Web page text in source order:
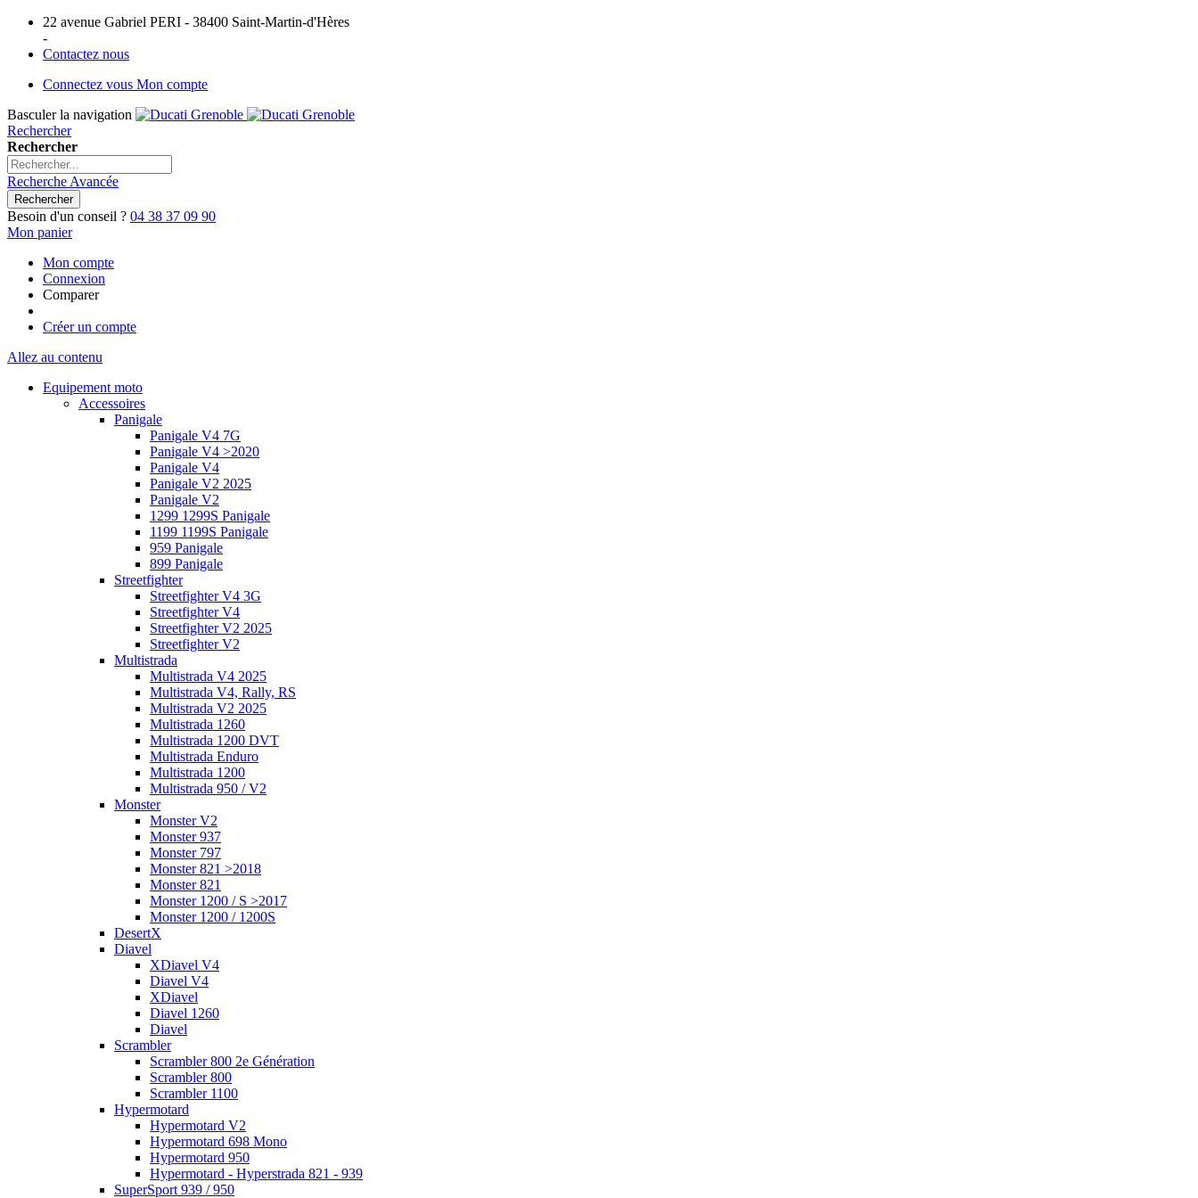
22 avenue Gabriel PERI - 38400 Saint-Martin-d'Hères
-
Contactez nous
Connectez vous Mon compte
Basculer la navigation
Rechercher
Rechercher
Recherche Avancée
Rechercher
Besoin d'un conseil ? 04 38 37 09 90
Mon panier
Mon compte
Connexion
Comparer
Créer un compte
Allez au contenu
Equipement moto
Accessoires
Panigale
Panigale V4 7G
Panigale V4 >2020
Panigale V4
Panigale V2 2025
Panigale V2
1299 1299S Panigale
1199 1199S Panigale
959 Panigale
899 Panigale
Streetfighter
Streetfighter V4 3G
Streetfighter V4
Streetfighter V2 2025
Streetfighter V2
Multistrada
Multistrada V4 2025
Multistrada V4, Rally, RS
Multistrada V2 2025
Multistrada 1260
Multistrada 1200 DVT
Multistrada Enduro
Multistrada 1200
Multistrada 950 / V2
Monster
Monster V2
Monster 937
Monster 797
Monster 821 >2018
Monster 821
Monster 1200 / S >2017
Monster 1200 / 1200S
DesertX
Diavel
XDiavel V4
Diavel V4
XDiavel
Diavel 1260
Diavel
Scrambler
Scrambler 800 2e Génération
Scrambler 800
Scrambler 1100
Hypermotard
Hypermotard V2
Hypermotard 698 Mono
Hypermotard 950
Hypermotard - Hyperstrada 821 - 939
SuperSport 939 / 950